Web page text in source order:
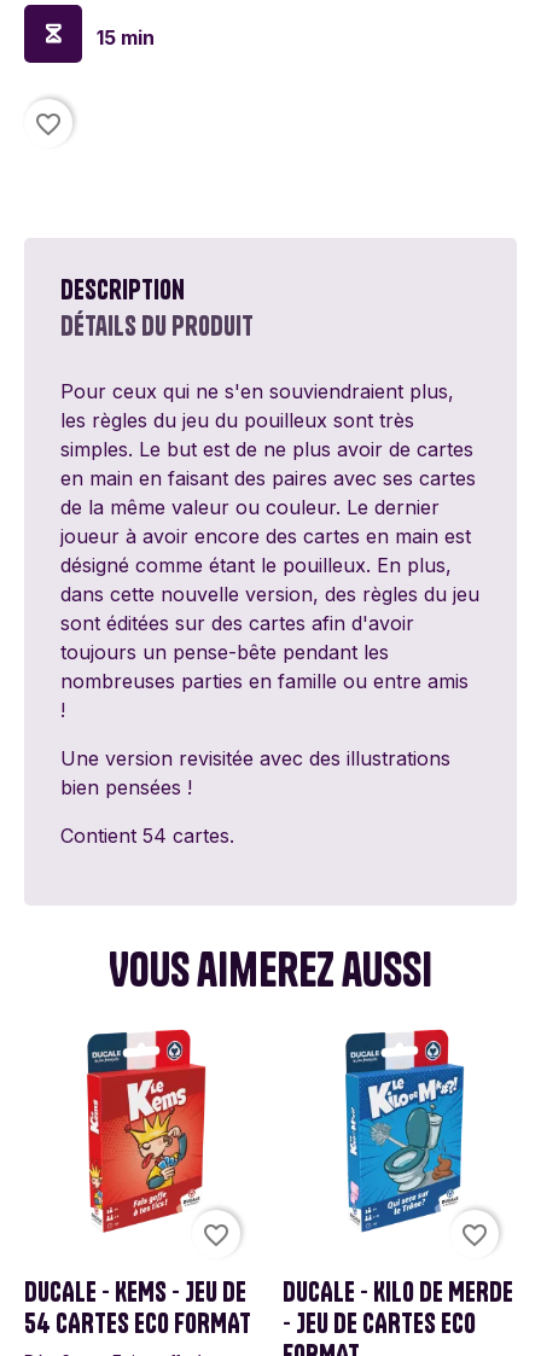
15 min
favorite_border
Description
Détails du produit
Pour ceux qui ne s'en souviendraient plus,
les règles du jeu du pouilleux sont très
simples. Le but est de ne plus avoir de cartes
en main en faisant des paires avec ses cartes
de la même valeur ou couleur. Le dernier
joueur à avoir encore des cartes en main est
désigné comme étant le pouilleux. En plus,
dans cette nouvelle version, des règles du jeu
sont éditées sur des cartes afin d'avoir
toujours un pense-bête pendant les
nombreuses parties en famille ou entre amis
!
Une version revisitée avec des illustrations
bien pensées !
Contient 54 cartes.
Vous aimerez aussi
DUCALE - KEMS - JEU DE
54 CARTES ECO FORMAT
favorite_border
DUCALE - KILO DE MERDE
- JEU DE CARTES ECO
favorite_border